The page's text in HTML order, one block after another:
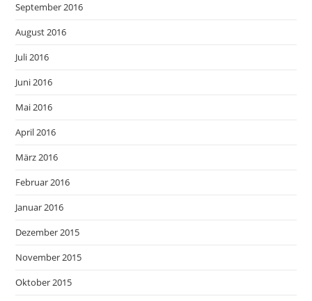
September 2016
August 2016
Juli 2016
Juni 2016
Mai 2016
April 2016
März 2016
Februar 2016
Januar 2016
Dezember 2015
November 2015
Oktober 2015